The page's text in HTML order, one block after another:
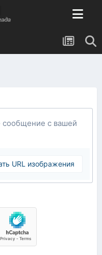
сообщение с вашей
URL изображения